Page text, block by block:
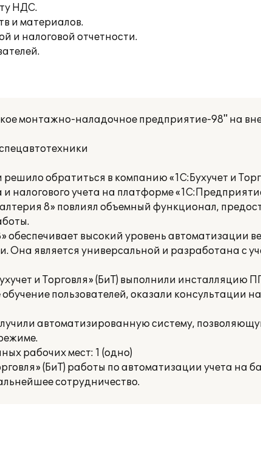
НДС.
и материалов.
и налоговой отчетности.
монтажно-наладочное предприятие-98" на
обратиться в компанию «1С:Бухучет и
и налогового учета на платформе
8» повлиял объемный функционал,
обеспечивает высокий уровень автоматизации
Она является универсальной и разработана с
и Торговля» (БиТ) выполнили инсталляцию
пользователей, оказали консультации
автоматизированную систему,
рабочих мест: 1 (одно)
(БиТ) работы по автоматизации учета на
сотрудничество.